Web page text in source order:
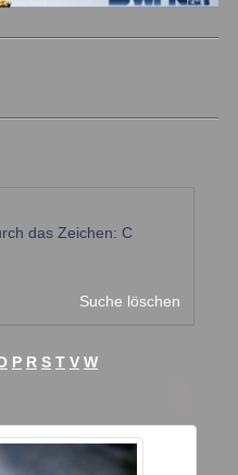
das Zeichen: C
Suche löschen
P R S T V W